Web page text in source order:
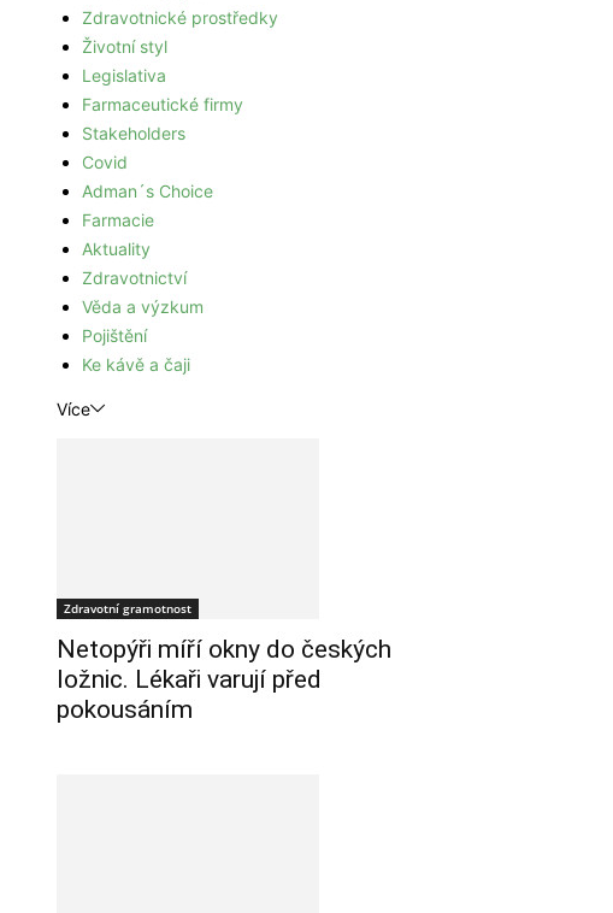
Zdravotnické prostředky
Životní styl
Legislativa
Farmaceutické firmy
Stakeholders
Covid
Adman´s Choice
Farmacie
Aktuality
Zdravotnictví
Věda a výzkum
Pojištění
Ke kávě a čaji
Více
Zdravotní gramotnost
Netopýři míří okny do českých
ložnic. Lékaři varují před
pokousáním